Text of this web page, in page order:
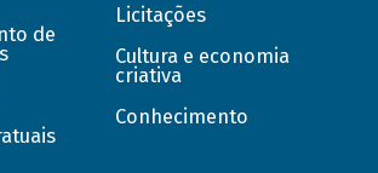
de
Licitações
Cultura e economia
criativa
Conhecimento